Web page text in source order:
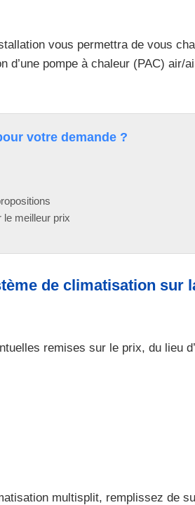
vous permettra de vous
pompe à chaleur (PAC)
votre demande ?
le meilleur prix
de climatisation sur
remises sur le prix, du lieu
multisplit, remplissez de